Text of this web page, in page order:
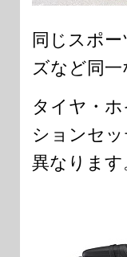
同じスポ
ズなど同一
タイヤ・
ションセ
異なります